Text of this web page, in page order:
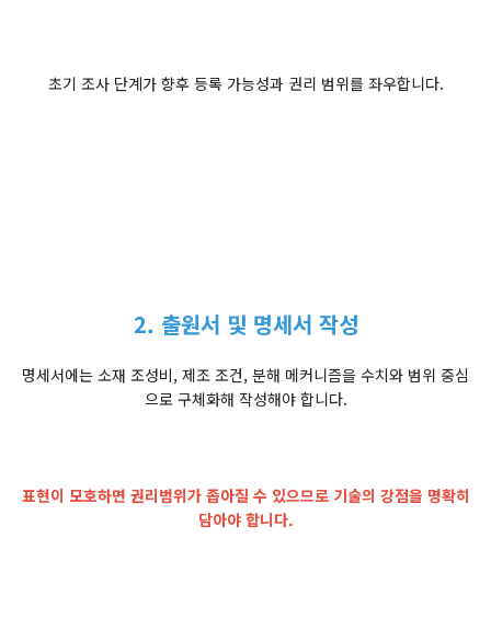
초기 조사 단계가 향후 등록 가능성과 권리 범위를 좌우합니다.
2. 출원서 및 명세서 작성
명세서에는 소재 조성비, 제조 조건, 분해 메커니즘을 수치와 범위 중심
으로 구체화해 작성해야 합니다.
표현이 모호하면 권리범위가 좁아질 수 있으므로 기술의 강점을 명확히
담아야 합니다.